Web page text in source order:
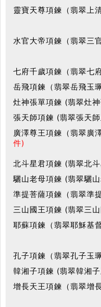
靈寶天尊項鍊（翡翠上
水官大帝項鍊（翡翠三
七府千歲項鍊（翡翠七
岳飛項鍊（翡翠岳飛玉
灶神張單項鍊 (翡翠灶
張天師項鍊 (翡翠張天
廣澤尊王項鍊（翡翠廣
件)
北斗星君項鍊 (翡翠北
驪山老母項鍊 (翡翠驪
準提菩薩項鍊（翡翠準
三山國王項鍊 (翡翠三
耶蘇項鍊（翡翠耶穌基
孔子項鍊（翡翠孔子玉
韓湘子項鍊 (翡翠韓湘
增長天王項鍊（翡翠增